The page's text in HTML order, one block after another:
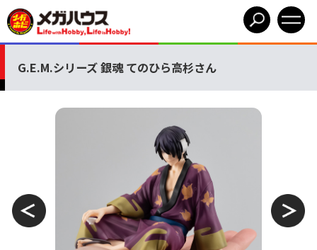
G.E.M.シリーズ 銀魂 てのひら高杉さん